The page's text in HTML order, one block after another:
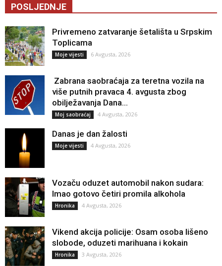
POSLJEDNJE
Privremeno zatvaranje šetališta u Srpskim
Toplicama
Moje vijesti 6 Avgusta, 2026
Zabrana saobraćaja za teretna vozila na
više putnih pravaca 4. avgusta zbog
obilježavanja Dana...
Moj saobraćaj 4 Avgusta, 2026
Danas je dan žalosti
Moje vijesti 4 Avgusta, 2026
Vozaču oduzet automobil nakon sudara:
Imao gotovo četiri promila alkohola
Hronika 4 Avgusta, 2026
Vikend akcija policije: Osam osoba lišeno
slobode, oduzeti marihuana i kokain
Hronika 3 Avgusta, 2026